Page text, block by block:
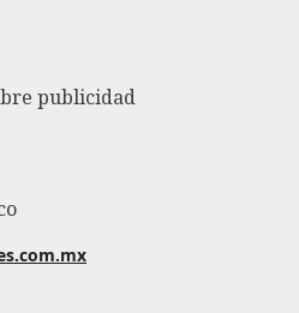
publicidad